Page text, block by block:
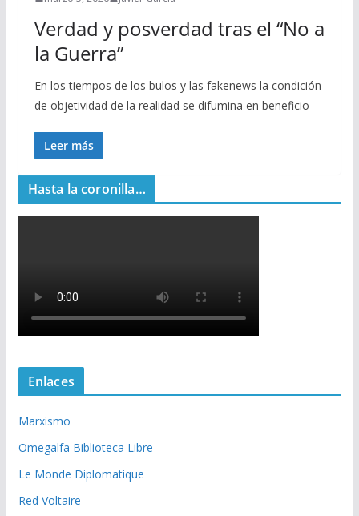
Verdad y posverdad tras el “No a
la Guerra”
En los tiempos de los bulos y las fakenews la condición
de objetividad de la realidad se difumina en beneficio
Leer más
Hasta la coronilla…
Enlaces
Marxismo
Omegalfa Biblioteca Libre
Le Monde Diplomatique
Red Voltaire